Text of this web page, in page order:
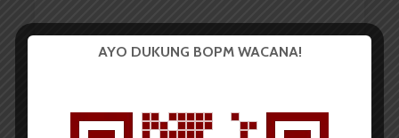
AYO DUKUNG BOPM WACANA!